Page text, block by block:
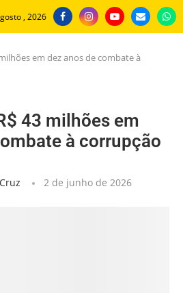
, 2026
em dez anos de combate à
43 milhões em
à corrupção
2 de junho de 2026